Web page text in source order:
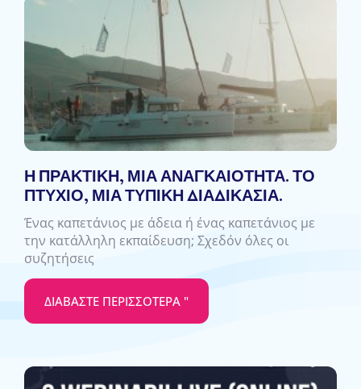
Η ΠΡΑΚΤΙΚΉ, ΜΙΑ ΑΝΑΓΚΑΙΌΤΗΤΑ. ΤΟ
ΠΤΥΧΊΟ, ΜΙΑ ΤΥΠΙΚΉ ΔΙΑΔΙΚΑΣΊΑ.
Ένας καπετάνιος με άδεια ή ένας καπετάνιος με
την κατάλληλη εκπαίδευση; Σχεδόν όλες οι
συζητήσεις
ΔΙΑΒΆΣΤΕ ΠΕΡΙΣΣΌΤΕΡΑ "